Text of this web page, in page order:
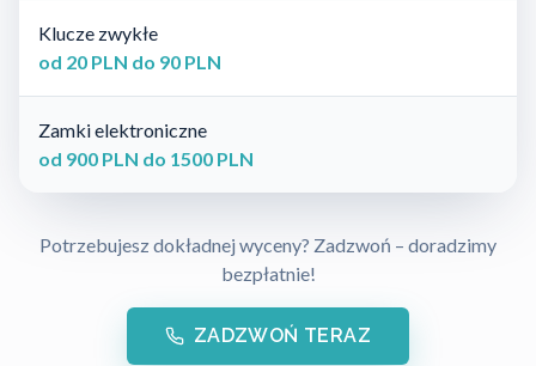
Klucze zwykłe
od 20 PLN do 90 PLN
Zamki elektroniczne
od 900 PLN do 1500 PLN
Potrzebujesz dokładnej wyceny? Zadzwoń – doradzimy
bezpłatnie!
ZADZWOŃ TERAZ